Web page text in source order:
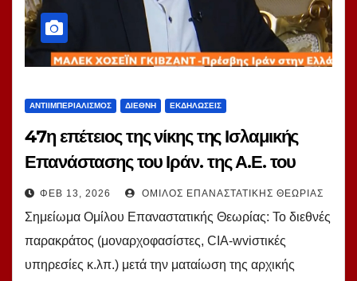
ΑΝΤΙΙΜΠΕΡΙΑΛΙΣΜΌΣ ΔΙΕΘΝΉ ΕΚΔΗΛΏΣΕΙΣ
47η επέτειος της νίκης της Ισλαμικής
Επανάστασης του Ιράν. της Α.Ε. του
Πρέσβη του Ιράν Μάλεκ Χοσεΐν Γκιβζάντ
ΦΕΒ 13, 2026 ΌΜΙΛΟΣ ΕΠΑΝΑΣΤΑΤΙΚΉΣ ΘΕΩΡΊΑΣ
Σημείωμα Ομίλου Επαναστατικής Θεωρίας: Το διεθνές
παρακράτος (μοναρχοφασίστες, СIА-wviστικές
υπηρεσίες κ.λπ.) μετά την ματαίωση της αρχικής